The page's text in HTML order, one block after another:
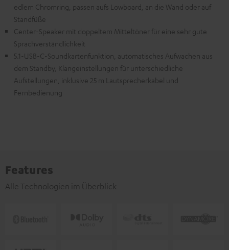
edlem Chromring, passen aufs Lowboard, an die Wand oder auf
Standfüße
Center-Speaker mit doppeltem Mitteltöner für eine sehr gute
Sprachverständlichkeit
5.1-USB-C-Soundkartenfunktion, automatisches Aufwachen aus
dem Standby, Klangeinstellungen für unterschiedliche
Aufstellungen, inklusive 25 m Lautsprecherkabel und
Fernbedienung
Features
Alle Technologien im Überblick